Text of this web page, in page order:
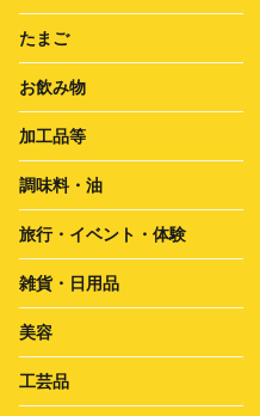
たまご
お飲み物
加工品等
調味料・油
旅行・イベント・体験
雑貨・日用品
美容
工芸品